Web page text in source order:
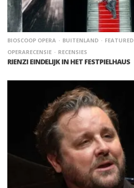
BIOSCOOP OPERA BUITENLAND FEATURED
OPERARECENSIE
RECENSIES
RIENZI EINDELIJK IN HET FESTPIELHAUS